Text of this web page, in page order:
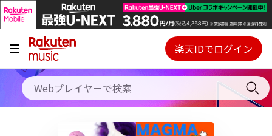
キャンペーン
料金プラン
使い方
Webプレイヤー
ご契約内容の確認・変更
楽天IDでログイン